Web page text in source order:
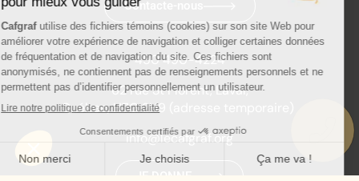
Contacte-nous
450 490-4224
62 rue St Florent, Laval,
Québec, H7G 2H9 (adresse temporaire)
info@lecafgraf.org